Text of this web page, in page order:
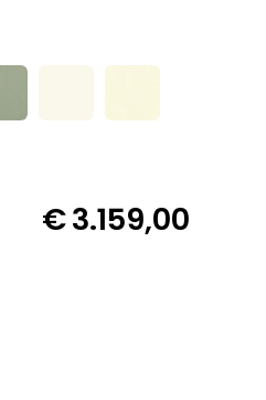
€3.159,00